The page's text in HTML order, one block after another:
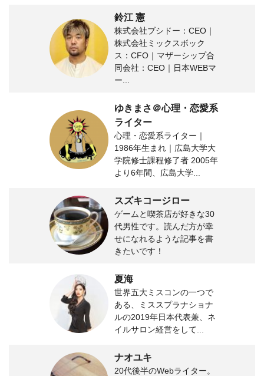
鈴江 憲
株式会社ブシドー：CEO｜
株式会社ミックスボック
ス：CFO｜マザーシップ合
同会社：CEO｜日本WEBマ
ー...
ゆきまさ＠心理・恋愛系
ライター
心理・恋愛系ライター｜
1986年生まれ｜広島大学大
学院修士課程修了者 2005年
より6年間、広島大学...
スズキコージロー
ゲームと喫茶店が好きな30
代男性です。読んだ方が幸
せになれるような記事を書
きたいです！
夏海
世界五大ミスコンの一つで
ある、ミススプラナショナ
ルの2019年日本代表兼、ネ
イルサロン経営をして...
ナオユキ
20代後半のWebライター。